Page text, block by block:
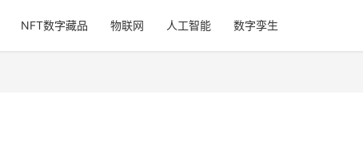
NFT数字藏品 物联网 人工智能 数字孪生